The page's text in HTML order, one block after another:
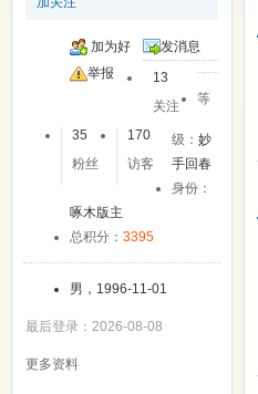
加为好
友
发消息
举报
13
关注
35
粉丝
170
访客
等
级：妙
手回春
身份：
啄木版主
总积分： 3395
男，1996-11-01
最后登录：2026-08-08
更多资料